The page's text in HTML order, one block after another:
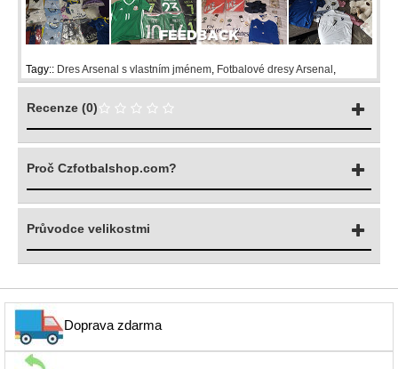
Tagy:: Dres Arsenal s vlastním jménem Fotbalové dresy Arsenal
Recenze (0)
Proč Czfotbalshop.com?
Průvodce velikostmi
Doprava zdarma